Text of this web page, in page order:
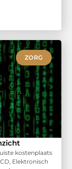
ZORG
kostenplaats
Elektronisch